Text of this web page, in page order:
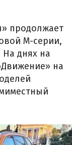
продолжает
М-серии,
На днях на
на